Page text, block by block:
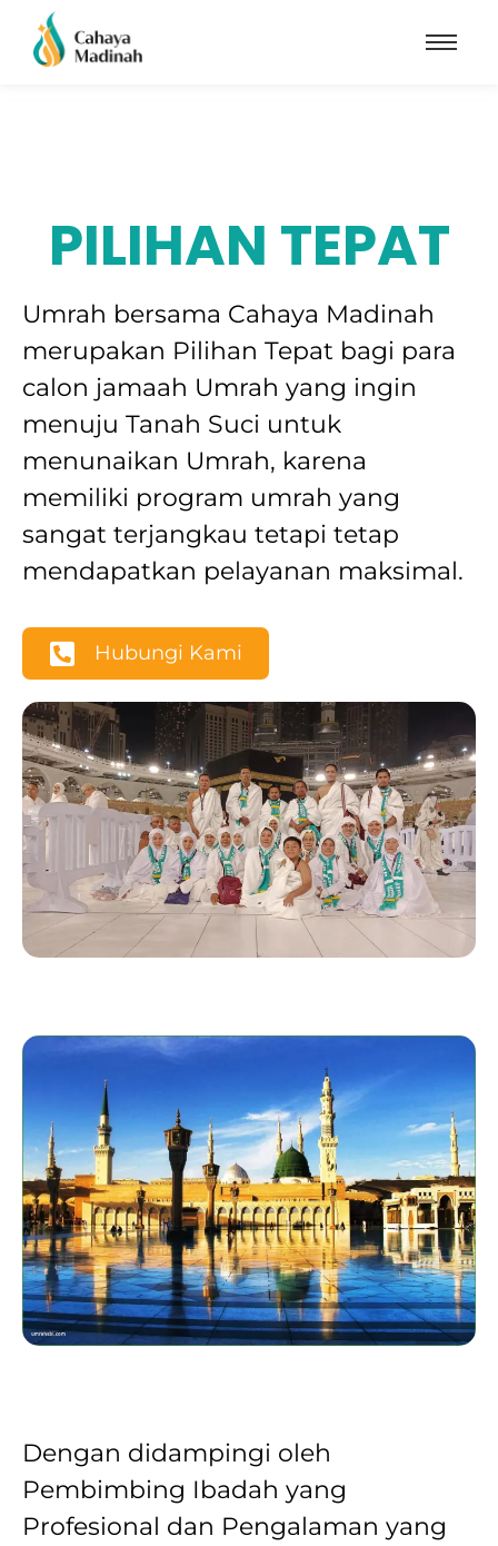
PILIHAN TEPAT
Umrah bersama Cahaya Madinah
merupakan Pilihan Tepat bagi para
calon jamaah Umrah yang ingin
menuju Tanah Suci untuk
menunaikan Umrah, karena
memiliki program umrah yang
sangat terjangkau tetapi tetap
mendapatkan pelayanan maksimal.
Hubungi Kami
Dengan didampingi oleh
Pembimbing Ibadah yang
Profesional dan Pengalaman yang